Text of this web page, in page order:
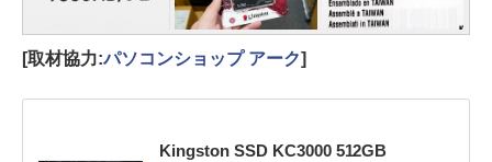
[取材協力:パソコンショップ アーク]
Kingston SSD KC3000 512GB